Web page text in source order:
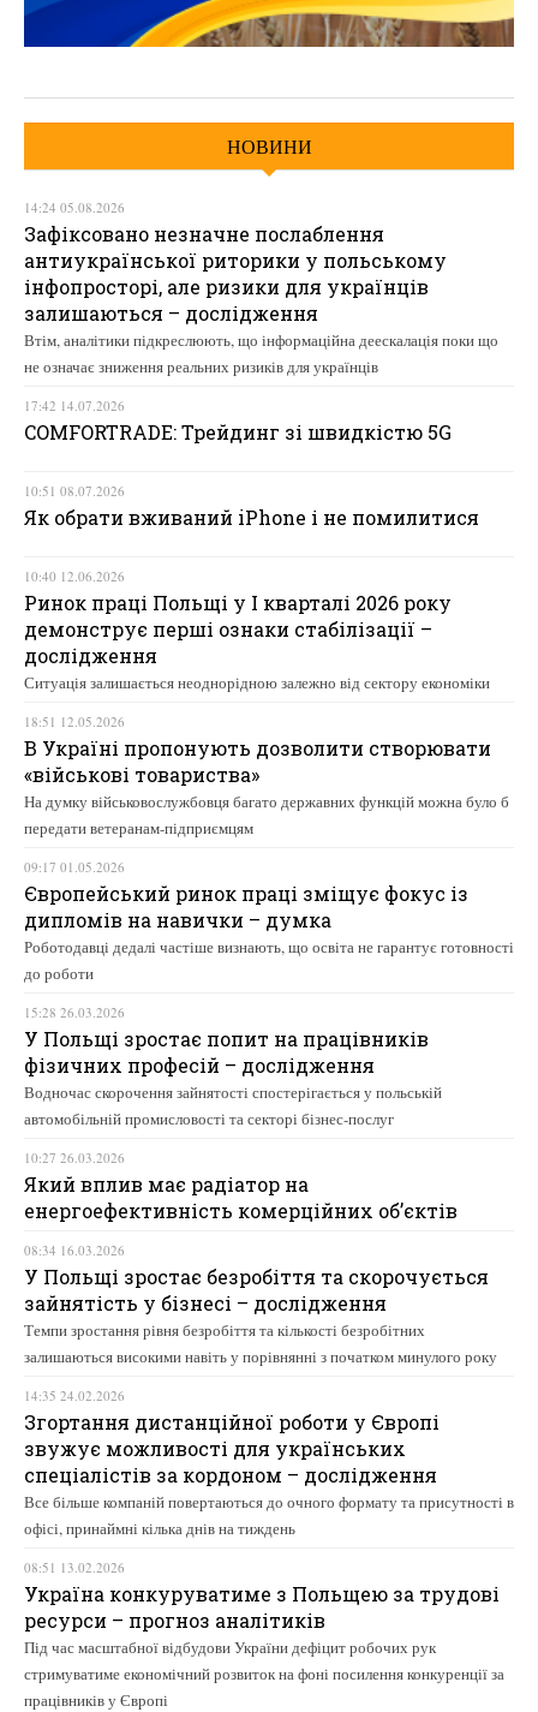
НОВИНИ
14:24 05.08.2026
Зафіксовано незначне послаблення
антиукраїнської риторики у польському
інфопросторі, але ризики для українців
залишаються – дослідження
Втім, аналітики підкреслюють, що інформаційна деескалація поки що
не означає зниження реальних ризиків для українців
17:42 14.07.2026
COMFORTRADE: Трейдинг зі швидкістю 5G
10:51 08.07.2026
Як обрати вживаний iPhone і не помилитися
10:40 12.06.2026
Ринок праці Польщі у І кварталі 2026 року
демонструє перші ознаки стабілізації –
дослідження
Ситуація залишається неоднорідною залежно від сектору економіки
18:51 12.05.2026
В Україні пропонують дозволити створювати
«військові товариства»
На думку військовослужбовця багато державних функцій можна було б
передати ветеранам-підприємцям
09:17 01.05.2026
Європейський ринок праці зміщує фокус із
дипломів на навички – думка
Роботодавці дедалі частіше визнають, що освіта не гарантує готовності
до роботи
15:28 26.03.2026
У Польщі зростає попит на працівників
фізичних професій – дослідження
Водночас скорочення зайнятості спостерігається у польській
автомобільній промисловості та секторі бізнес-послуг
10:27 26.03.2026
Який вплив має радіатор на
енергоефективність комерційних об’єктів
08:34 16.03.2026
У Польщі зростає безробіття та скорочується
зайнятість у бізнесі – дослідження
Темпи зростання рівня безробіття та кількості безробітних
залишаються високими навіть у порівнянні з початком минулого року
14:35 24.02.2026
Згортання дистанційної роботи у Європі
звужує можливості для українських
спеціалістів за кордоном – дослідження
Все більше компаній повертаються до очного формату та присутності в
офісі, принаймні кілька днів на тиждень
08:51 13.02.2026
Україна конкуруватиме з Польщею за трудові
ресурси – прогноз аналітиків
Під час масштабної відбудови України дефіцит робочих рук
стримуватиме економічний розвиток на фоні посилення конкуренції за
працівників у Європі